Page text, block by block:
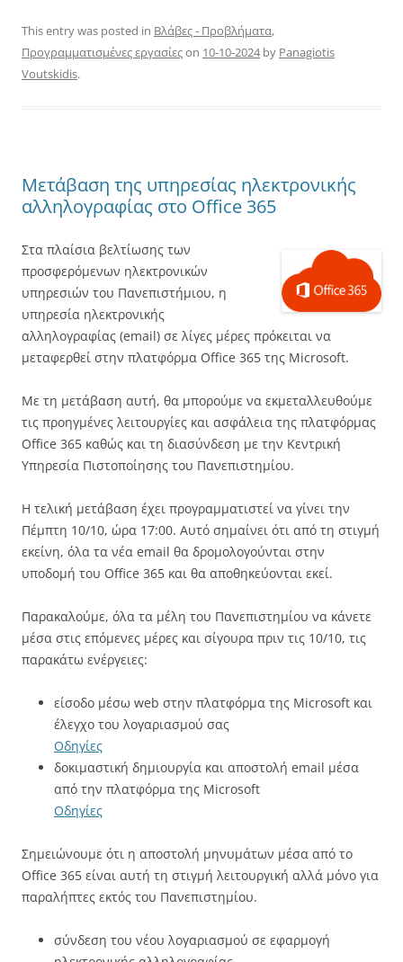
This entry was posted in Βλάβες - Προβλήματα,
Προγραμματισμένες εργασίεςon 10-10-2024by Panagiotis
Voutskidis.
Μετάβαση της υπηρεσίας ηλεκτρονικής
αλληλογραφίας στο Office 365
Στα πλαίσια βελτίωσης των
προσφερόμενων ηλεκτρονικών
υπηρεσιών του Πανεπιστήμιου, η
υπηρεσία ηλεκτρονικής
αλληλογραφίας (email) σε λίγες μέρες πρόκειται να
μεταφερθεί στην πλατφόρμα Office 365 της Microsoft.
Με τη μετάβαση αυτή, θα μπορούμε να εκμεταλλευθούμε
τις προηγμένες λειτουργίες και ασφάλεια της πλατφόρμας
Office 365 καθώς και τη διασύνδεση με την Κεντρική
Υπηρεσία Πιστοποίησης του Πανεπιστημίου.
Η τελική μετάβαση έχει προγραμματιστεί να γίνει την
Πέμπτη 10/10, ώρα 17:00. Αυτό σημαίνει ότι από τη στιγμή
εκείνη, όλα τα νέα email θα δρομολογούνται στην
υποδομή του Office 365 και θα αποθηκεύονται εκεί.
Παρακαλούμε, όλα τα μέλη του Πανεπιστημίου να κάνετε
μέσα στις επόμενες μέρες και σίγουρα πριν τις 10/10, τις
παρακάτω ενέργειες:
είσοδο μέσω web στην πλατφόρμα της Microsoft και
έλεγχο του λογαριασμού σας
Οδηγίες
δοκιμαστική δημιουργία και αποστολή email μέσα
από την πλατφόρμα της Microsoft
Οδηγίες
Σημειώνουμε ότι η αποστολή μηνυμάτων μέσα από το
Office 365 είναι αυτή τη στιγμή λειτουργική αλλά μόνο για
παραλήπτες εκτός του Πανεπιστημίου.
σύνδεση του νέου λογαριασμού σε εφαρμογή